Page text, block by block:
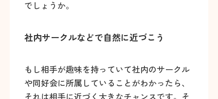
でしょうか。
社内サークルなどで自然に近づこう
もし相手が趣味を持っていて社内のサークル
や同好会に所属していることがわかったら、
それは相手に近づく大きなチャンスです。そ